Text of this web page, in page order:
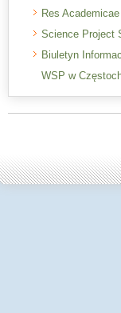
Res Academicae
Science Project
Biuletyn
WSP w